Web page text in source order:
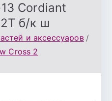
Cordiant
б/к ш
и аксессуаров
Cross 2